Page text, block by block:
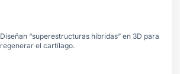
Diseñan “superestructuras híbridas” en 3D para
regenerar el cartílago.